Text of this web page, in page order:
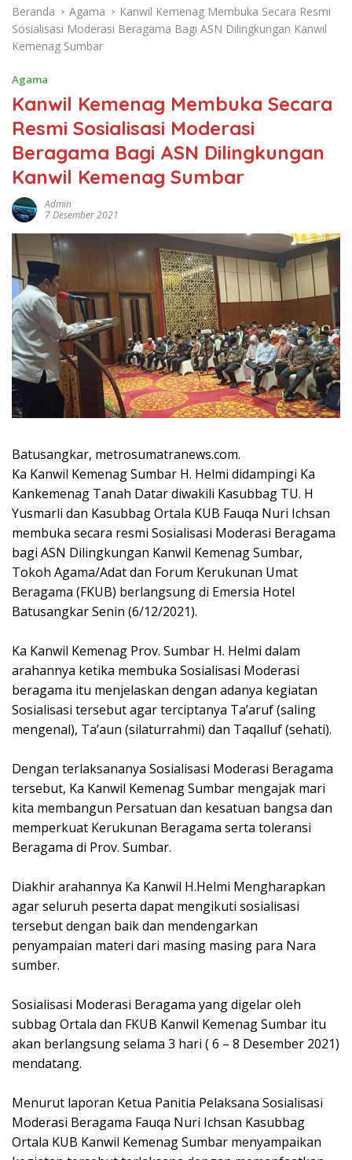
Beranda Agama
Kanwil Kemenag Membuka Secara Resmi
Sosialisasi Moderasi Beragama Bagi ASN Dilingkungan Kanwil
Kemenag Sumbar
Agama
Kanwil Kemenag Membuka Secara
Resmi Sosialisasi Moderasi
Beragama Bagi ASN Dilingkungan
Kanwil Kemenag Sumbar
Admin
7 Desember 2021
Batusangkar, metrosumatranews.com.
‌Ka Kanwil Kemenag Sumbar H. Helmi didampingi Ka
Kankemenag Tanah Datar diwakili Kasubbag TU. H
Yusmarli dan Kasubbag Ortala KUB Fauqa Nuri Ichsan
membuka secara resmi Sosialisasi Moderasi Beragama
bagi ASN Dilingkungan Kanwil Kemenag Sumbar,
Tokoh Agama/Adat dan Forum Kerukunan Umat
Beragama (FKUB) berlangsung di Emersia Hotel
Batusangkar Senin (6/12/2021).
‌Ka Kanwil Kemenag Prov. Sumbar H. Helmi dalam
arahannya ketika membuka Sosialisasi Moderasi
beragama itu menjelaskan dengan adanya kegiatan
Sosialisasi tersebut agar terciptanya Ta’aruf (saling
mengenal), Ta’aun (silaturrahmi) dan Taqalluf (sehati).
‌Dengan terlaksananya Sosialisasi Moderasi Beragama
tersebut, Ka Kanwil Kemenag Sumbar mengajak mari
kita membangun Persatuan dan kesatuan bangsa dan
memperkuat Kerukunan Beragama serta toleransi
Beragama di Prov. Sumbar.
‌Diakhir arahannya Ka Kanwil H.Helmi Mengharapkan
agar seluruh peserta dapat mengikuti sosialisasi
tersebut dengan baik dan mendengarkan
penyampaian materi dari masing masing para Nara
sumber.
‌Sosialisasi Moderasi Beragama yang digelar oleh
subbag Ortala dan FKUB Kanwil Kemenag Sumbar itu
akan berlangsung selama 3 hari ( 6 – 8 Desember 2021)
mendatang.
‌Menurut laporan Ketua Panitia Pelaksana Sosialisasi
Moderasi Beragama Fauqa Nuri Ichsan Kasubbag
Ortala KUB Kanwil Kemenag Sumbar menyampaikan